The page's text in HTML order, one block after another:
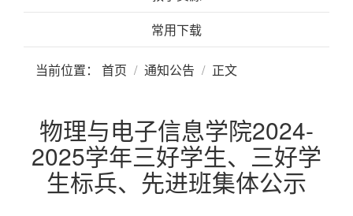
常用下载
当前位置： 首页 通知公告 正文
物理与电子信息学院2024-
2025学年三好学生、三好学
生标兵、先进班集体公示